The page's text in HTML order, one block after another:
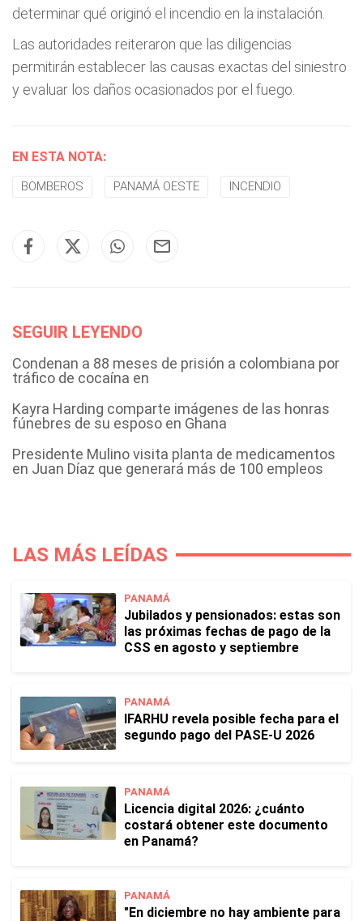
determinar qué originó el incendio en la instalación.
Las autoridades reiteraron que las diligencias
permitirán establecer las causas exactas del siniestro
y evaluar los daños ocasionados por el fuego.
EN ESTA NOTA:
BOMBEROS PANAMÁ OESTE INCENDIO
SEGUIR LEYENDO
Condenan a 88 meses de prisión a colombiana por
tráfico de cocaína en
Kayra Harding comparte imágenes de las honras
fúnebres de su esposo en Ghana
Presidente Mulino visita planta de medicamentos
en Juan Díaz que generará más de 100 empleos
LAS MÁS LEÍDAS
PANAMÁ
Jubilados y pensionados: estas son
las próximas fechas de pago de la
CSS en agosto y septiembre
PANAMÁ
IFARHU revela posible fecha para el
segundo pago del PASE-U 2026
PANAMÁ
Licencia digital 2026: ¿cuánto
costará obtener este documento
en Panamá?
PANAMÁ
"En diciembre no hay ambiente para